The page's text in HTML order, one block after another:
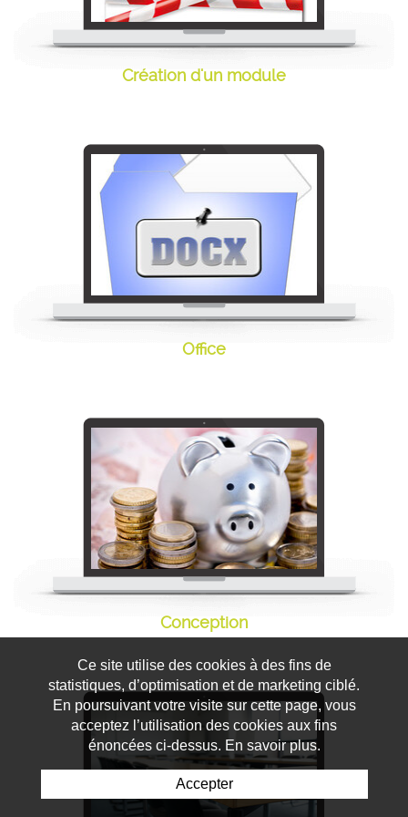
Création d'un module
Office
Conception de modules
Conception
Ce site utilise des cookies à des fins de
statistiques, d’optimisation et de marketing ciblé.
En poursuivant votre visite sur cette page, vous
acceptez l’utilisation des cookies aux fins
énoncées ci-dessus. En savoir plus.
Accepter